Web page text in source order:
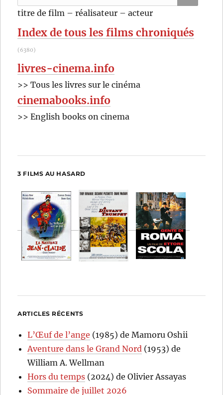
pour
titre de film – réalisateur – acteur
Index de tous les films chroniqués
(6380)
livres-cinema.info
>> Tous les livres sur le cinéma
cinemabooks.info
>> English books on cinema
3 FILMS AU HASARD
ARTICLES RÉCENTS
L’Œuf de l’ange (1985) de Mamoru Oshii
Aventure dans le Grand Nord (1953) de
William A. Wellman
Hors du temps (2024) de Olivier Assayas
Sommaire de juillet 2026